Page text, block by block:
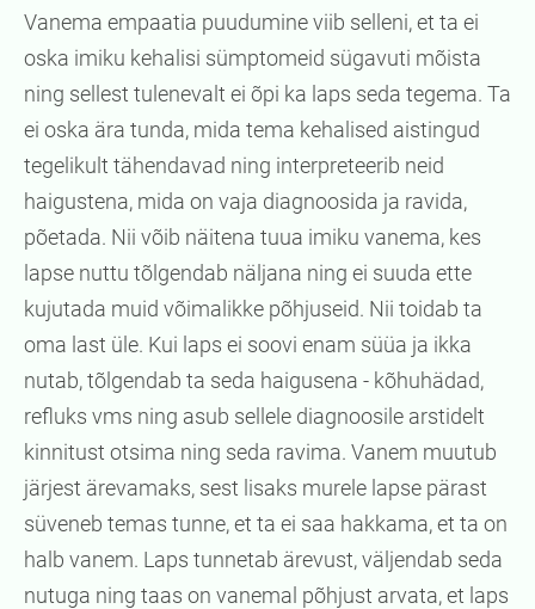
Vanema empaatia puudumine viib selleni, et ta ei
oska imiku kehalisi sümptomeid sügavuti mõista
ning sellest tulenevalt ei õpi ka laps seda tegema. Ta
ei oska ära tunda, mida tema kehalised aistingud
tegelikult tähendavad ning interpreteerib neid
haigustena, mida on vaja diagnoosida ja ravida,
põetada. Nii võib näitena tuua imiku vanema, kes
lapse nuttu tõlgendab näljana ning ei suuda ette
kujutada muid võimalikke põhjuseid. Nii toidab ta
oma last üle. Kui laps ei soovi enam süüa ja ikka
nutab, tõlgendab ta seda haigusena - kõhuhädad,
refluks vms ning asub sellele diagnoosile arstidelt
kinnitust otsima ning seda ravima. Vanem muutub
järjest ärevamaks, sest lisaks murele lapse pärast
süveneb temas tunne, et ta ei saa hakkama, et ta on
halb vanem. Laps tunnetab ärevust, väljendab seda
nutuga ning taas on vanemal põhjust arvata, et laps